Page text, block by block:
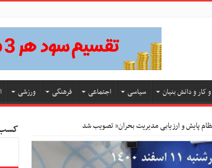
و دانش بنیان سیاسی اجتماعی فرهنگی ورزشی
پایش و ارزیابی مدیریت بحران” تصویب شد کسب